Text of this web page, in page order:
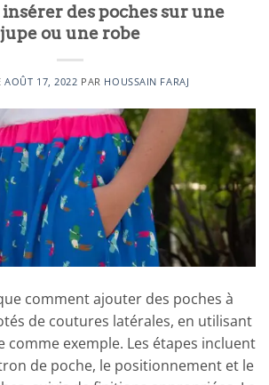
des poches sur une
jupe ou une robe
AOÛT 17, 2022 PAR HOUSSAIN FARAJ
comment ajouter des poches à
de coutures latérales, en utilisant
comme exemple. Les étapes incluent
de poche, le positionnement et le